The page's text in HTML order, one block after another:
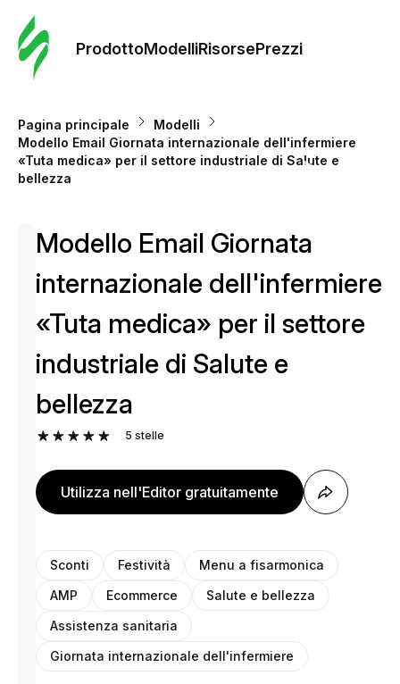
ProdottoModelliRisorsePrezzi
Pagina principale
Modelli
Modello Email Giornata internazionale dell'infermiere
«Tuta medica» per il settore industriale di Salute e
bellezza
Modello Email Giornata
internazionale dell'infermiere
«Tuta medica» per il settore
industriale di Salute e
bellezza
5 stelle
Utilizza nell'Editor gratuitamente
Sconti Festività
Menu a fisarmonica
AMP
Ecommerce
Salute e bellezza
Assistenza sanitaria
Giornata internazionale dell'infermiere